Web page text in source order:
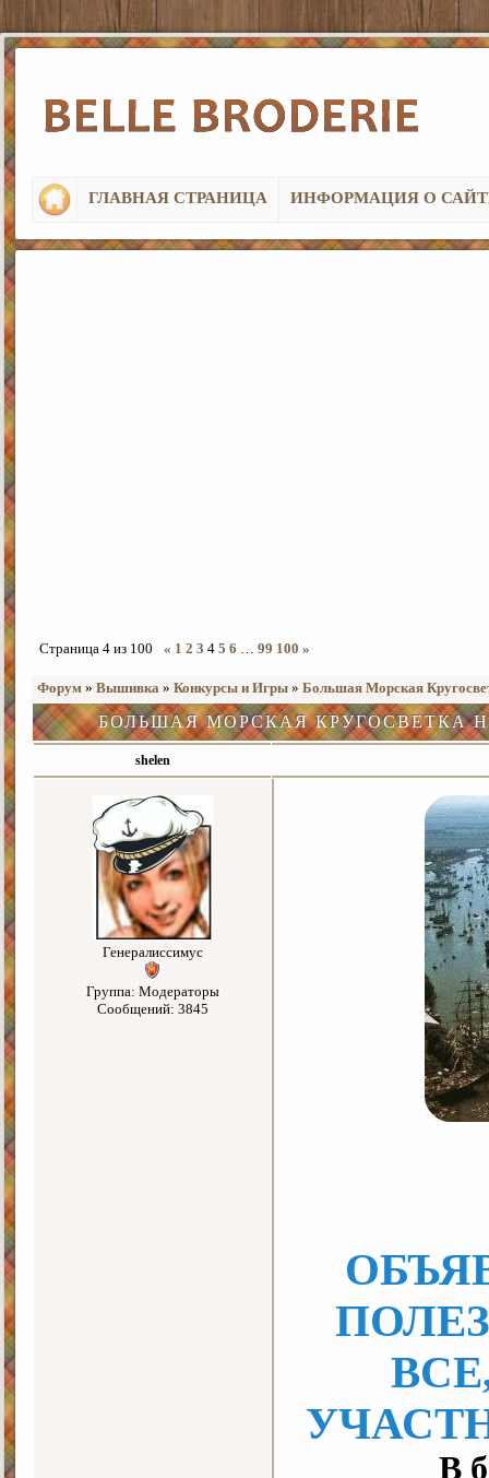
ГЛАВНАЯ СТРАНИЦА ИНФОРМАЦИЯ О
Страница 4 из 100 « 1 2 3 4 5 6 … 99 100 »
Форум » Вышивка » Конкурсы и Игры » Большая Морская
БОЛЬШАЯ МОРСКАЯ КРУГОСВЕТКА НА
shelen
Генералиссимус
Группа: Модераторы
Сообщений: 3845
В